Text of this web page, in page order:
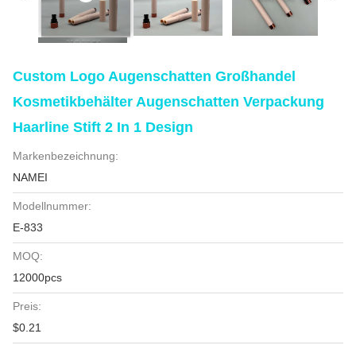
Custom Logo Augenschatten Großhandel
Kosmetikbehälter Augenschatten Verpackung
Haarline Stift 2 In 1 Design
Markenbezeichnung:
NAMEI
Modellnummer:
E-833
MOQ:
12000pcs
Preis:
$0.21